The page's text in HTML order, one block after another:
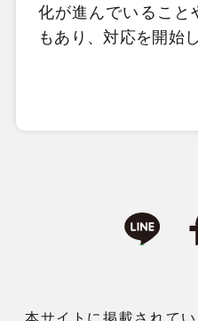
化が進んでいること
もあり、対応を開始
本サイトに掲載されて